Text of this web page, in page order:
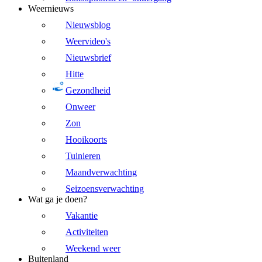
Weernieuws
Nieuwsblog
Weervideo's
Nieuwsbrief
Hitte
Gezondheid
Onweer
Zon
Hooikoorts
Tuinieren
Maandverwachting
Seizoensverwachting
Wat ga je doen?
Vakantie
Activiteiten
Weekend weer
Buitenland